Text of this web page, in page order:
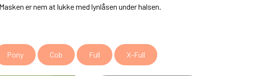
er nem at lukke med lynlåsen under halsen.
Pony Cob Full X-Full